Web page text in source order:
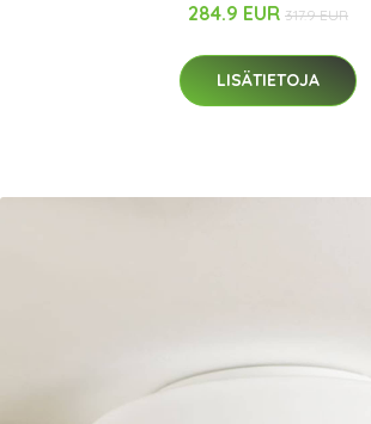
284.9 EUR 317.9 EUR
LISÄTIETOJA